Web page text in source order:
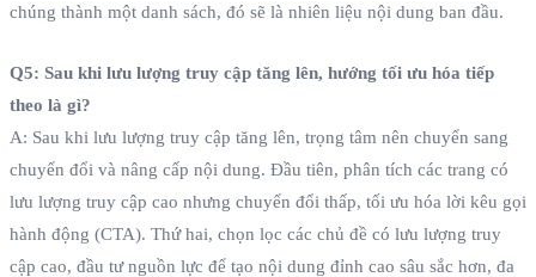
chúng thành một danh sách, đó sẽ là nhiên liệu nội dung ban đầu.
Q5: Sau khi lưu lượng truy cập tăng lên, hướng tối ưu hóa tiếp
theo là gì?
A: Sau khi lưu lượng truy cập tăng lên, trọng tâm nên chuyển sang
chuyển đổi và nâng cấp nội dung. Đầu tiên, phân tích các trang có
lưu lượng truy cập cao nhưng chuyển đổi thấp, tối ưu hóa lời kêu gọi
hành động (CTA). Thứ hai, chọn lọc các chủ đề có lưu lượng truy
cập cao, đầu tư nguồn lực để tạo nội dung đỉnh cao sâu sắc hơn, đa